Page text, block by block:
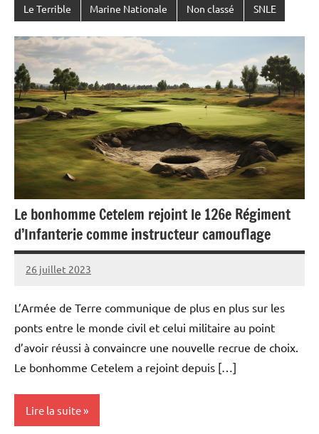
Le Terrible Marine Nationale Non classé SNLE
Le bonhomme Cetelem rejoint le 126e Régiment
d’Infanterie comme instructeur camouflage
26 juillet 2023
Caporal
Aucun
L’Armée de Terre communique de plus en plus sur les
ponts entre le monde civil et celui militaire au point
d’avoir réussi à convaincre une nouvelle recrue de choix.
Le bonhomme Cetelem a rejoint depuis […]
Lire la suite